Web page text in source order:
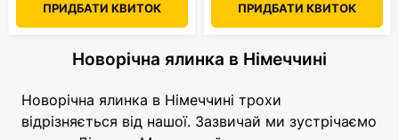
ПРИДБАТИ КВИТОК ПРИДБАТИ КВИТОК
Новорічна ялинка в Німеччині
Новорічна ялинка в Німеччині трохи
відрізняється від нашої. Зазвичай ми зустрічаємо